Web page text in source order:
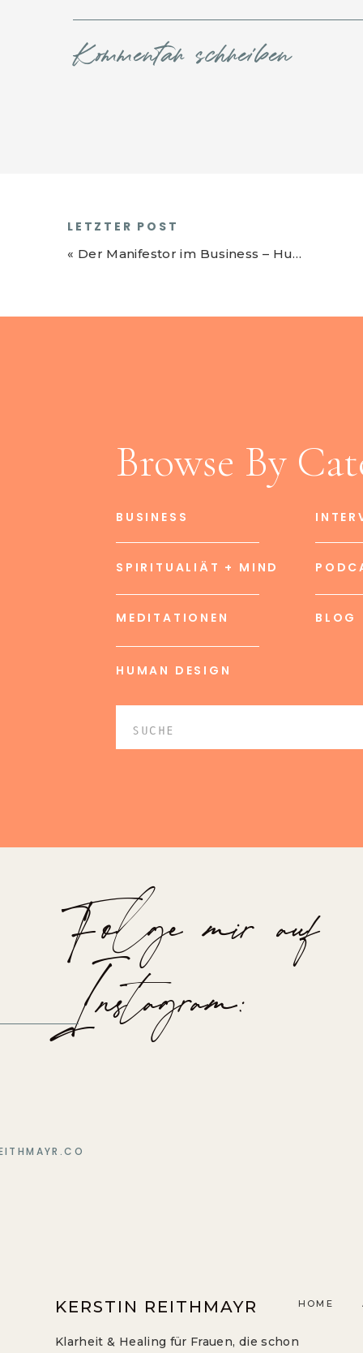
Kommentar schreiben
« Der Manifestor im Business – Human Design Serie Part 2
LETZTER POST
Browse By
MEDITATIONEN
SPIRITUALIÄT + MIND
BUSINESS
BLOG
Search
HUMAN DESIGN
Klarheit & Healing für Frauen, die schon
HOME
KERSTIN REITHMAYR
Folge mir auf
Instagram: